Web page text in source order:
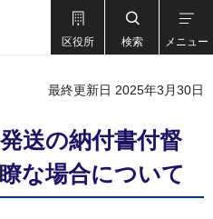
区役所 検索 メニュー
最終更新日 2025年3月30日
送の納付書付督
な場合について